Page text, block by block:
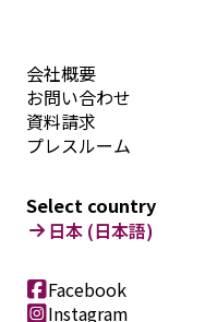
会社概要
お問い合わせ
資料請求
プレスルーム
Select country
日本 (日本語)
Facebook
Instagram